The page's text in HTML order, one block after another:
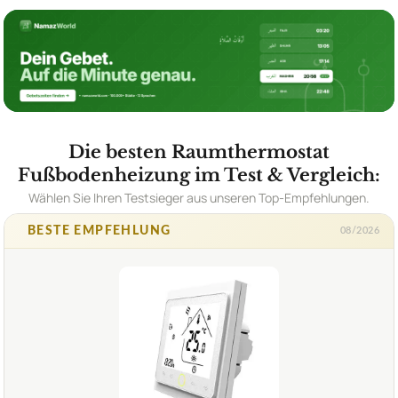
Die besten Raumthermostat
Fußbodenheizung im Test & Vergleich:
Wählen Sie Ihren Testsieger aus unseren Top-Empfehlungen.
BESTE EMPFEHLUNG 08/2026